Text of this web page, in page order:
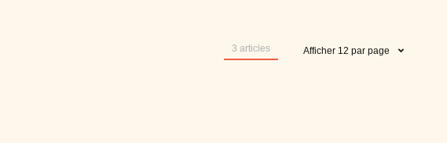
3 articles Afficher 12 par page